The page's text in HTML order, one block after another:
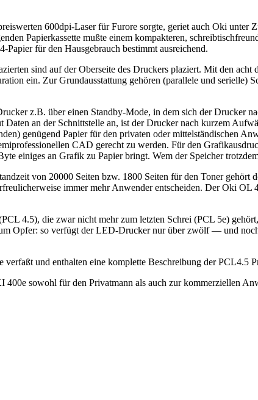
600dpi-Laser für Furore sorgte, geriet auch Oki
Papierkassette mußte einem kompakteren,
für den Hausgebrauch bestimmt ausreichend.
sind auf der Oberseite des Druckers plaziert. Mit den acht
ein. Zur Grundausstattung gehören (parallele und serielle)
z.B. über einen Standby-Mode, in dem sich der Drucker
an der Schnittstelle an, ist der Drucker nach kurzem
genügend Papier für den privaten oder mittelständischen
CAD gerecht zu werden. Für den
einiges an Grafik zu Papier bringt. Wem der Speicher
von 20000 Seiten bzw. 1800 Seiten für den Toner gehört
immer mehr Anwender entscheiden. Der Oki OL
4.5), die zwar nicht mehr zum letzten Schrei (PCL 5e)
Opfer: so verfügt der LED-Drucker nur über zwölf — und
und enthalten eine komplette Beschreibung der PCL4.5
400e sowohl für den Privatmann als auch zur kommerziellen